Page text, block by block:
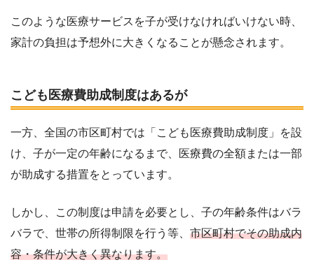
このような医療サービスを子が受けなければいけない時、
家計の負担は予想外に大きくなることが懸念されます。
こども医療費助成制度はあるが
一方、全国の市区町村では「こども医療費助成制度」を設
け、子が一定の年齢になるまで、医療費の全額または一部
が助成する措置をとっています。
しかし、この制度は申請を必要とし、子の年齢条件はバラ
バラで、世帯の所得制限を行う等、 市区町村でその助成内
容・条件が大きく異なります。